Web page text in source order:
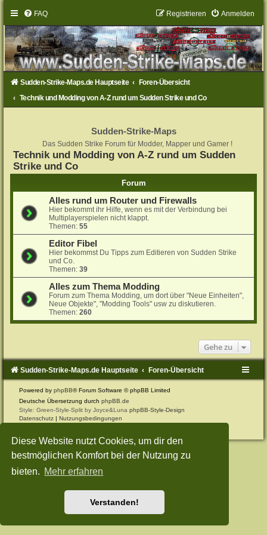
Diese Website nutzt Cookies, um dir den
bestmöglichen Komfort bei der Nutzung zu
bieten. Mehr erfahren
Verstanden!
FAQ Anmelden
Registrieren
Sudden-Strike-Maps.de Hauptseite
Foren-Übersicht
Technik und Modding von A-Z rund um Sudden Strike und Co
Sudden-Strike-Maps
Das Sudden Strike Forum für Modder, Mapper und Gamer !
Technik und Modding von A-Z rund um Sudden
Strike und Co
Forum
Alles rund um Router und Firewalls
Hier bekommt ihr Hilfe, wenn es mit der Verbindung bei
Multiplayerspielen nicht klappt.
Themen:55
Editor Fibel
Hier bekommst Du Tipps zum Editieren von Sudden Strike
und Co.
Themen:39
Alles zum Thema Modding
Forum zum Thema Modding, um dort über "Neue Einheiten",
Neue Objekte", "Modding Tools" usw zu diskutieren.
Themen:260
Gehe zu
Sudden-Strike-Maps.de Hauptseite Foren-Übersicht
Powered byphpBB® Forum Software © phpBB Limited
Deutsche Übersetzung durchphpBB.de
Style: Green-Style-Split by Joyce&LunaphpBB-Style-Design
Datenschutz
Nutzungsbedingungen